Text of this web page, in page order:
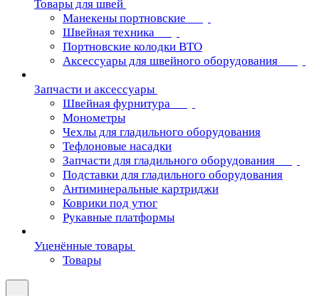
Товары для швей
Манекены портновские
Швейная техника
Портновские колодки ВТО
Аксессуары для швейного оборудования
Запчасти и аксессуары
Швейная фурнитура
Монометры
Чехлы для гладильного оборудования
Тефлоновые насадки
Запчасти для гладильного оборудования
Подставки для гладильного оборудования
Антиминеральные картриджи
Коврики под утюг
Рукавные платформы
Уценённые товары
Товары